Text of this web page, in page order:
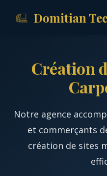
Domitian
Création
Notre agence
et commerçants
création de sites